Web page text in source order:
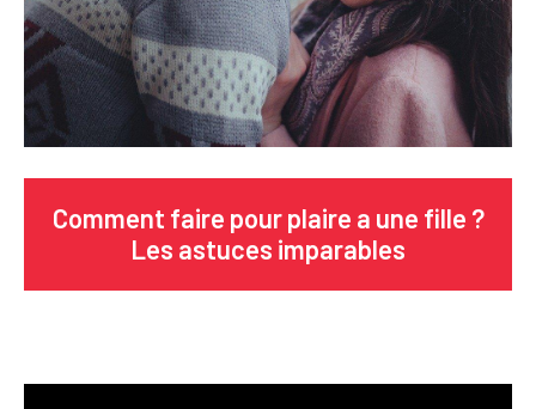
Comment faire pour plaire a une fille ?
Les astuces imparables